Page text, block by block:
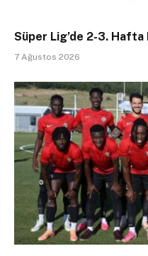
Süper Lig’de 2-3. Hafta
7 Ağustos 2026